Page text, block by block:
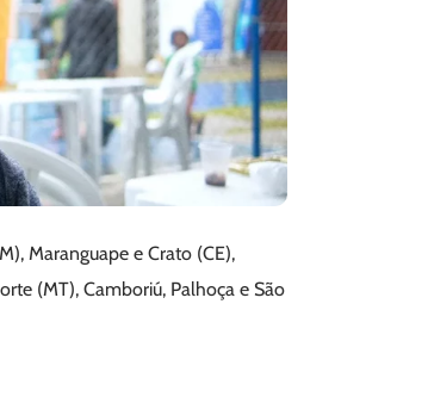
Maranguape e Crato (CE),
(MT), Camboriú, Palhoça e São